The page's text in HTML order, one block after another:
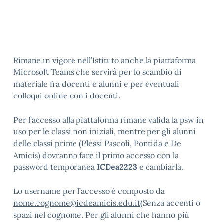
Rimane in vigore nell’Istituto anche la piattaforma
Microsoft Teams che servirà per lo scambio di
materiale fra docenti e alunni e per eventuali
colloqui online con i docenti.
Per l’accesso alla piattaforma rimane valida la psw in
uso per le classi non iniziali, mentre per gli alunni
delle classi prime (Plessi Pascoli, Pontida e De
Amicis) dovranno fare il primo accesso con la
password temporanea ICDea2223 e cambiarla.
Lo username per l’accesso è composto da
nome.cognome@icdeamicis.edu.it(Senza accenti o
spazi nel cognome. Per gli alunni che hanno più